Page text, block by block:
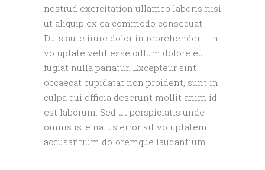
nostrud exercitation ullamco laboris nisi
ut aliquip ex ea commodo consequat.
Duis aute irure dolor in reprehenderit in
voluptate velit esse cillum dolore eu
fugiat nulla pariatur. Excepteur sint
occaecat cupidatat non proident, sunt in
culpa qui officia deserunt mollit anim id
est laborum. Sed ut perspiciatis unde
omnis iste natus error sit voluptatem
accusantium doloremque laudantium.